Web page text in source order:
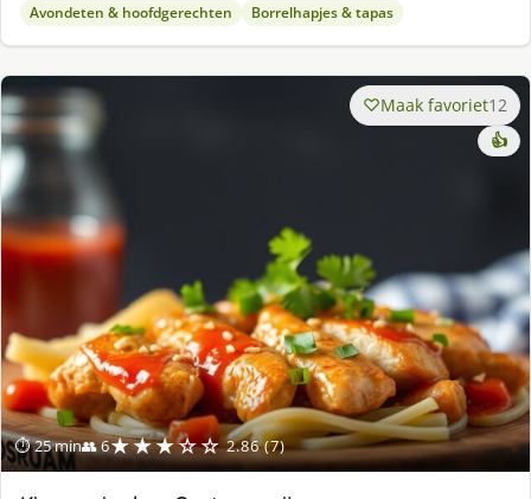
Avondeten & hoofdgerechten Borrelhapjes & tapas
⏱ 25 min👥 6★★★☆☆ 2.86 (7)
Maak favoriet12
👍